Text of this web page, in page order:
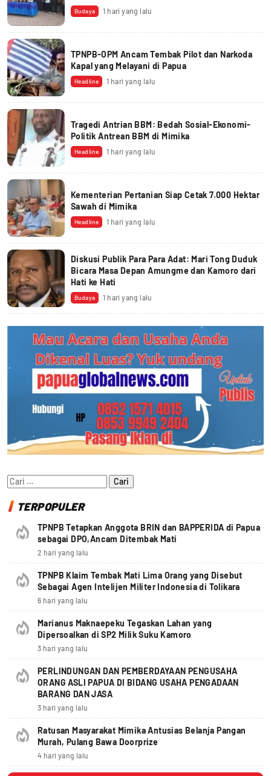
Budaya 1 hari yang lalu
TPNPB-OPM Ancam Tembak Pilot dan Narkoda
Kapal yang Melayani di Papua
Headline 1 hari yang lalu
Tragedi Antrian BBM: Bedah Sosial-Ekonomi-
Politik Antrean BBM di Mimika
Headline 1 hari yang lalu
Kementerian Pertanian Siap Cetak 7.000 Hektar
Sawah di Mimika
Headline 1 hari yang lalu
Diskusi Publik Para Para Adat: Mari Tong Duduk
Bicara Masa Depan Amungme dan Kamoro dari
Hati ke Hati
Budaya 1 hari yang lalu
Cari
untuk:
TERPOPULER
TPNPB Tetapkan Anggota BRIN dan BAPPERIDA di Papua
sebagai DPO,Ancam Ditembak Mati
2 hari yang lalu
TPNPB Klaim Tembak Mati Lima Orang yang Disebut
Sebagai Agen Intelijen Militer Indonesia di Tolikara
6 hari yang lalu
Marianus Maknaepeku Tegaskan Lahan yang
Dipersoalkan di SP2 Milik Suku Kamoro
3 hari yang lalu
PERLINDUNGAN DAN PEMBERDAYAAN PENGUSAHA
ORANG ASLI PAPUA DI BIDANG USAHA PENGADAAN
BARANG DAN JASA
3 hari yang lalu
Ratusan Masyarakat Mimika Antusias Belanja Pangan
Murah, Pulang Bawa Doorprize
4 hari yang lalu